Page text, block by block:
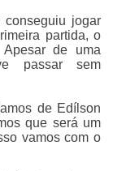
jogar
partida, o
de uma
passar sem
de Edílson
que será um
vamos com o